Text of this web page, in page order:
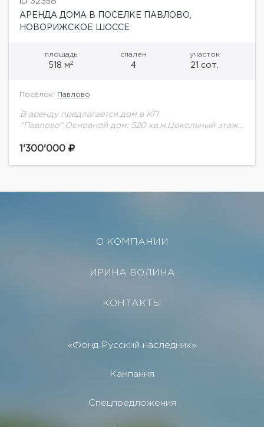
АРЕНДА ДОМА В ПОСЕЛКЕ ПАВЛОВО,
НОВОРИЖСКОЕ ШОССЕ
площадь
518 м2
спален
4
участок
21 сот.
Посёлок: Павлово
В аренду предлагается дом в КП
"Павлово".Основной дом: 520 кв.м.Цокольный этаж:
хаммам, сауна, души), котельная. 1 этаж: гостиная
1'300'000
О КОМПАНИИ
ИРИНА ВОЛИНА
КОНТАКТЫ
«Фонд Русский наследник»
Кампания
Спецпредложения